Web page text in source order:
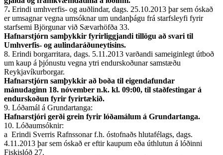
7. Erindi umhverfis- og auðlindar, dags. 25.10.2013 þar sem óskað
er umsagnar vegna umsóknar um undanþágu frá starfsleyfi fyrir
starfsemi Björgunar við Sævarhöfða 33.
Hafnarstjórn samþykkir fyrirliggjandi tillögu að svari til
Umhverfis- og aulindaráðuneytisins.
8. Erindi borgarritara, dags. 5.11.2013 varðandi sameiginlegt útboð
um kaup á þjónustu vegna ytri endurskoðunar samstæðu
Reykjavíkurborgar.
Hafnarstjórn samþykkir að boða til eigendafundar
mánudaginn 18. nóvember n.k. kl. 09:00, til staðfestingar á
endurskoðun fyrir fyrirtækið.
9. Lóðamál á Grundartanga:
Hafnarstjóri gerði grein fyrir lóðamálum á Grundartanga.
10. Lóðaumsóknir:
a Erindi Sverris Rafnssonar f.h. óstofnaðs hlutafélags, dags.
4.11.2013 þar sem óskað er eftir kaupum eða úthlutun á lóðinni
Fiskislóð 27.